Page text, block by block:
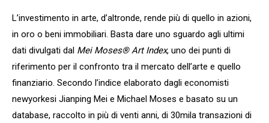
L’investimento in arte, d’altronde, rende più di quello in azioni,
in oro o beni immobiliari. Basta dare uno sguardo agli ultimi
dati divulgati dal Mei Moses® Art Index, uno dei punti di
riferimento per il confronto tra il mercato dell’arte e quello
finanziario. Secondo l’indice elaborato dagli economisti
newyorkesi Jianping Mei e Michael Moses e basato su un
database, raccolto in più di venti anni, di 30mila transazioni di